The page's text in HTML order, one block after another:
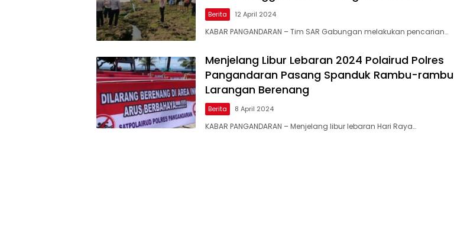
Berita 12 April 2024
KABAR PANGANDARAN – Tim SAR Gabungan melakukan pencarian…
Menjelang Libur Lebaran 2024 Polairud Polres
Pangandaran Pasang Spanduk Rambu-rambu
Larangan Berenang
Berita 8 April 2024
KABAR PANGANDARAN – Menjelang libur lebaran Hari Raya…